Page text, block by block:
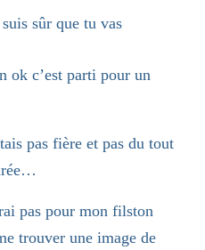
sûr que tu vas
c’est parti pour un
pas fière et pas du tout
pas pour mon filston
trouver une image de